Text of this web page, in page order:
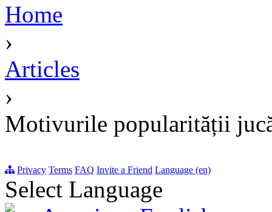
Home
›
Articles
›
Motivurile popularității
Privacy Terms FAQ Invite a Friend Language (en)
Select Language